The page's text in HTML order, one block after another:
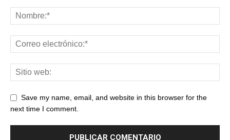
Save my name, email, and website in this browser for the
next time I comment.